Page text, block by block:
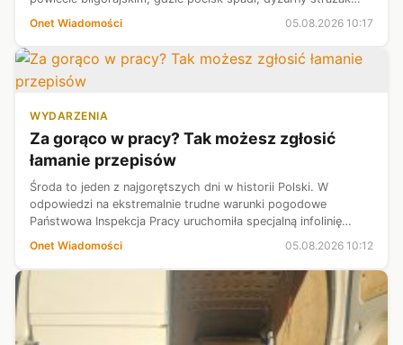
otrzymał mailem polecenie o włączeniu syren pięć minut po
Onet Wiadomości 05.08.2026 10:17
WYDARZENIA
Za gorąco w pracy? Tak możesz zgłosić
łamanie przepisów
Środa to jeden z najgorętszych dni w historii Polski. W
odpowiedzi na ekstremalnie trudne warunki pogodowe
Państwowa Inspekcja Pracy uruchomiła specjalną infolinię
interwencyjno-poradnikową.
Onet Wiadomości 05.08.2026 10:12